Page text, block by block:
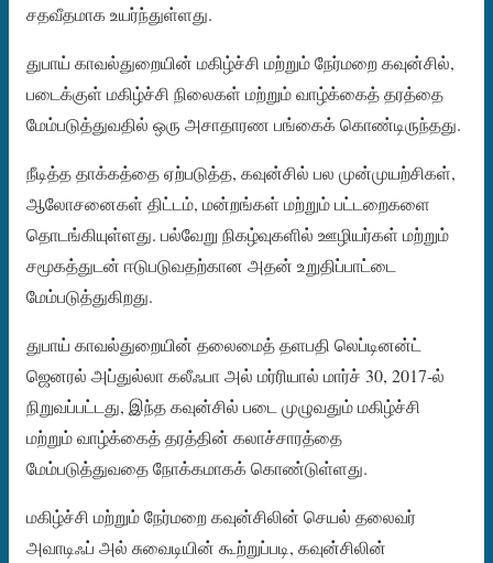
சதவீதமாக உயர்ந்துள்ளது.
துபாய் காவல்துறையின் மகிழ்ச்சி மற்றும் நேர்மறை கவுன்சில்,
படைக்குள் மகிழ்ச்சி நிலைகள் மற்றும் வாழ்க்கைத் தரத்தை
மேம்படுத்துவதில் ஒரு அசாதாரண பங்கைக் கொண்டிருந்தது.
நீடித்த தாக்கத்தை ஏற்படுத்த, கவுன்சில் பல முன்முயற்சிகள்,
ஆலோசனைகள் திட்டம், மன்றங்கள் மற்றும் பட்டறைகளை
தொடங்கியுள்ளது. பல்வேறு நிகழ்வுகளில் ஊழியர்கள் மற்றும்
சமூகத்துடன் ஈடுபடுவதற்கான அதன் உறுதிப்பாட்டை
மேம்படுத்துகிறது.
துபாய் காவல்துறையின் தலைமைத் தளபதி லெப்டினன்ட்
ஜெனரல் அப்துல்லா கலீஃபா அல் மர்ரியால் மார்ச் 30, 2017-ல்
நிறுவப்பட்டது, இந்த கவுன்சில் படை முழுவதும் மகிழ்ச்சி
மற்றும் வாழ்க்கைத் தரத்தின் கலாச்சாரத்தை
மேம்படுத்துவதை நோக்கமாகக் கொண்டுள்ளது.
மகிழ்ச்சி மற்றும் நேர்மறை கவுன்சிலின் செயல் தலைவர்
அவாடிஃப் அல் சுவைடியின் கூற்றுப்படி, கவுன்சிலின்